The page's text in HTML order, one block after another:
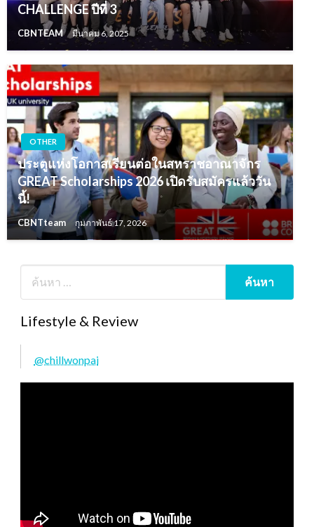
CHALLENGE ปีที่ 3
CBNTEAM มีนาคม 6, 2025
OTHER
ประตูแห่งโอกาสเรียนต่อในสหราชอาณาจักร
GREAT Scholarships 2026 เปิดรับสมัครแล้ววัน
นี้!
CBNTteam กุมภาพันธ์ 17, 2026
Lifestyle & Review
@chillwonpai